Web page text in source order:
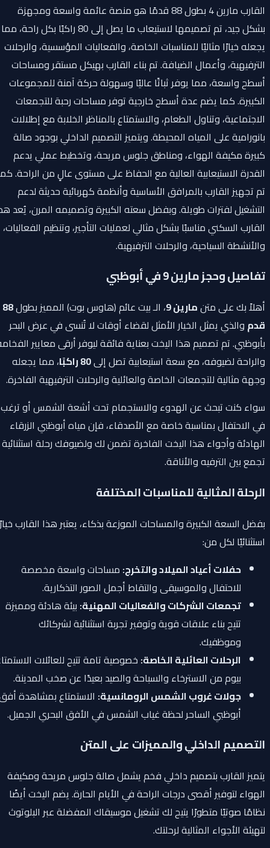
القارب مارين 4 بطول 88 قدمًا هو منصة عائمة واسعة ومجهزة
بشكل جيد، تم تصميمها لاستيعاب ما يصل إلى 80 راكبًا بكل راحة، مما
يجعله خيارًا مثاليًا للمناسبات الخاصة، والفعاليات المؤسسية، والرحلات
الترفيهية، وأعمال الضيافة. تم بناء القارب بهيكل مستقر ومساحات
أسطح واسعة، مما يوفر ثباتًا عاليًا وسهولة حركة آمنة للمجموعات
الكبيرة. كما يضم عدة أسطح خارجية توفر مساحات رحبة للتجمعات
الاجتماعية، وتناول الطعام، والاستمتاع بالمناظر الخلابة مع إطلالات
بانورامية على المياه المحيطة. ويتميز التصميم الداخلي بوجود صالة
كبيرة مكيفة الهواء، ومناطق جلوس مريحة، وتخطيط عملي يدعم
القدرة الاستيعابية العالية مع الحفاظ على مستوى عالٍ من الراحة. كما
تم تجهيز القارب بالمرافق الأساسية وأنظمة كهربائية حديثة لدعم
التشغيل لفترات طويلة. وبفضل سعته الكبيرة وتصميمه المرن، يُعد هذا
القارب السكني مناسبًا بشكل مثالي لعمليات التأجير، وتنظيم الفعاليات،
والأنشطة السياحية، والرحلات الترفيهية.
تفاصيل وحجز مارين 9 في أبوظبي
أهلاً بك على متنمارين 9 ، الـ بيت عائم (هاوس بوت) المميز بطول88
قدموالذي يمثل الخيار الأمثل لقضاء أوقات لا تُنسى في عرض البحر
بأبوظبي. تم تصميم هذا اليخت بعناية فائقة ليوفر أرقى معايير الفخامة
والراحة لضيوفه، مع سعة استيعابية تصل إلى80 راكبًا
، مما يجعله
وجهة مثالية للتجمعات الخاصة والعائلية والرحلات الترفيهية الفاخرة.
سواء كنت تبحث عن الهدوء والاستجمام تحت أشعة الشمس أو ترغب
في الاحتفال بمناسبة خاصة مع الأصدقاء، فإن مياه أبوظبي الزرقاء
الهادئة وأجواء هذا اليخت الفاخرة تضمن لك ولضيوفك رحلة استثنائية
تجمع بين الترفيه والأناقة.
الرحلة المثالية للمناسبات المختلفة
بفضل السعة الكبيرة والمساحات الموزعة بذكاء، يعتبر هذا القارب خيارًا
استثنائيًا لكل من:
حفلات أعياد الميلاد والتخرج:مساحات واسعة مخصصة
للاحتفال والموسيقى والتقاط أجمل الصور التذكارية.
تجمعات الشركات والفعاليات المهنية:بيئة هادئة ومميزة
تتيح بناء علاقات قوية وتوفير تجربة استثنائية لشركائك
وموظفيك.
الرحلات العائلية الخاصة:خصوصية تامة تتيح للعائلات الاستمتاع
بيوم من الاسترخاء والسباحة والصيد بعيدًا عن صخب المدينة.
جولات غروب الشمس الرومانسية:الاستمتاع بمشاهدة أفق
أبوظبي الساحر لحظة غياب الشمس في الأفق البحري الجميل.
التصميم الداخلي والمميزات على المتن
يتميز القارب بتصميم داخلي فخم يشمل صالة جلوس مريحة ومكيفة
الهواء لتوفير أقصى درجات الراحة في الأيام الحارة. يضم اليخت أيضًا
نظامًا صوتيًا متطورًا يتيح لك تشغيل موسيقاك المفضلة عبر البلوتوث
لتهيئة الأجواء المثالية لرحلتك.